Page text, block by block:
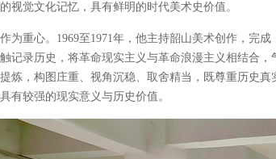
视觉文化记忆，具有鲜明的时代美术史价值。
为重心。1969至1971年，他主持韶山美术创作，完
记录历史，将革命现实主义与革命浪漫主义相结合
炼，构图庄重、视角沉稳、取舍精当，既尊重历史
有较强的现实意义与历史价值。